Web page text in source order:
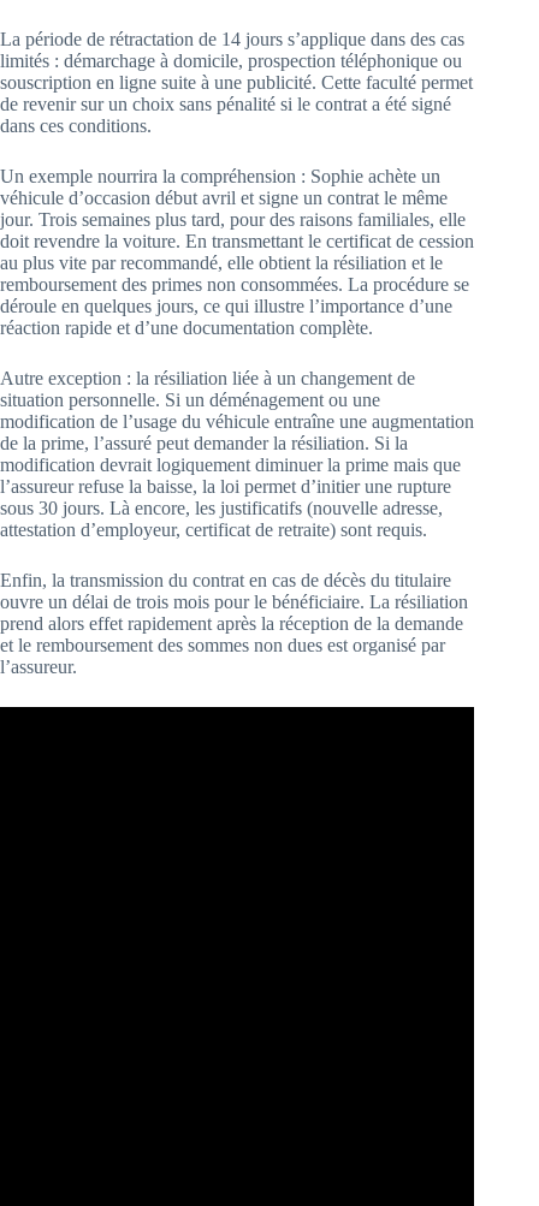
La période de rétractation de 14 jours s’applique dans des cas
limités : démarchage à domicile, prospection téléphonique ou
souscription en ligne suite à une publicité. Cette faculté permet
de revenir sur un choix sans pénalité si le contrat a été signé
dans ces conditions.
Un exemple nourrira la compréhension : Sophie achète un
véhicule d’occasion début avril et signe un contrat le même
jour. Trois semaines plus tard, pour des raisons familiales, elle
doit revendre la voiture. En transmettant le certificat de cession
au plus vite par recommandé, elle obtient la résiliation et le
remboursement des primes non consommées. La procédure se
déroule en quelques jours, ce qui illustre l’importance d’une
réaction rapide et d’une documentation complète.
Autre exception : la résiliation liée à un changement de
situation personnelle. Si un déménagement ou une
modification de l’usage du véhicule entraîne une augmentation
de la prime, l’assuré peut demander la résiliation. Si la
modification devrait logiquement diminuer la prime mais que
l’assureur refuse la baisse, la loi permet d’initier une rupture
sous 30 jours. Là encore, les justificatifs (nouvelle adresse,
attestation d’employeur, certificat de retraite) sont requis.
Enfin, la transmission du contrat en cas de décès du titulaire
ouvre un délai de trois mois pour le bénéficiaire. La résiliation
prend alors effet rapidement après la réception de la demande
et le remboursement des sommes non dues est organisé par
l’assureur.